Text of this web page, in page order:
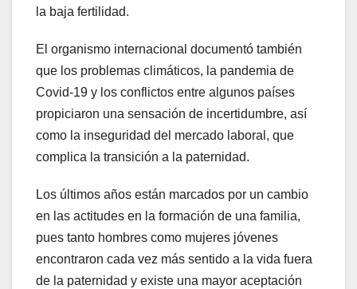
la baja fertilidad.
El organismo internacional documentó también
que los problemas climáticos, la pandemia de
Covid-19 y los conflictos entre algunos países
propiciaron una sensación de incertidumbre, así
como la inseguridad del mercado laboral, que
complica la transición a la paternidad.
Los últimos años están marcados por un cambio
en las actitudes en la formación de una familia,
pues tanto hombres como mujeres jóvenes
encontraron cada vez más sentido a la vida fuera
de la paternidad y existe una mayor aceptación